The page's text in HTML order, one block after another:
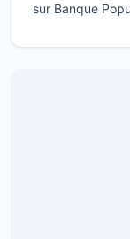
sur Banque